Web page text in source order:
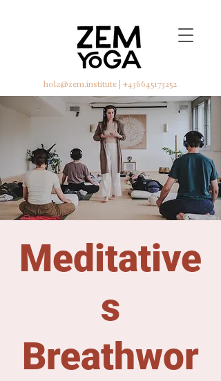
hola@zem.institute +436645173252
Meditative
s
Breathwor